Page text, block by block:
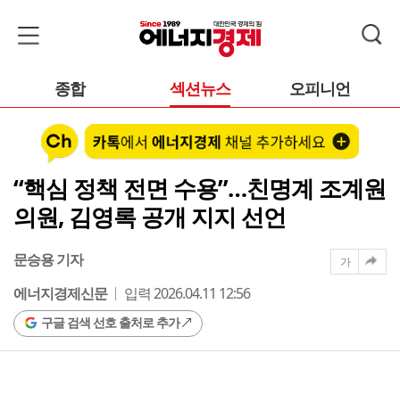
종합 섹션뉴스 오피니언
“핵심 정책 전면 수용”…친명계 조계원
의원, 김영록 공개 지지 선언
문승용 기자
에너지경제신문
입력 2026.04.11 12:56
구글 검색 선호 출처로 추가
가